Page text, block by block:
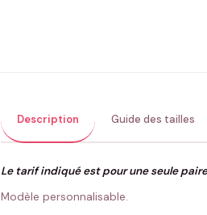
Description Guide des tailles
Le tarif indiqué est pour une seule
Modèle personnalisable.